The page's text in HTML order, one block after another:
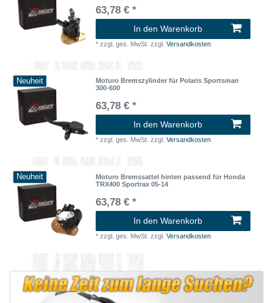
63,78 € *
In den Warenkorb
*zzgl. ges. MwSt. zzgl.Versandkosten
Neuheit
Moturo Bremszylinder für Polaris Sportsman
300-600
63,78 € *
In den Warenkorb
*zzgl. ges. MwSt. zzgl.Versandkosten
Neuheit
Moturo Bremssattel hinten passend für Honda
TRX400 Sportrax 05-14
63,78 € *
In den Warenkorb
*zzgl. ges. MwSt. zzgl.Versandkosten